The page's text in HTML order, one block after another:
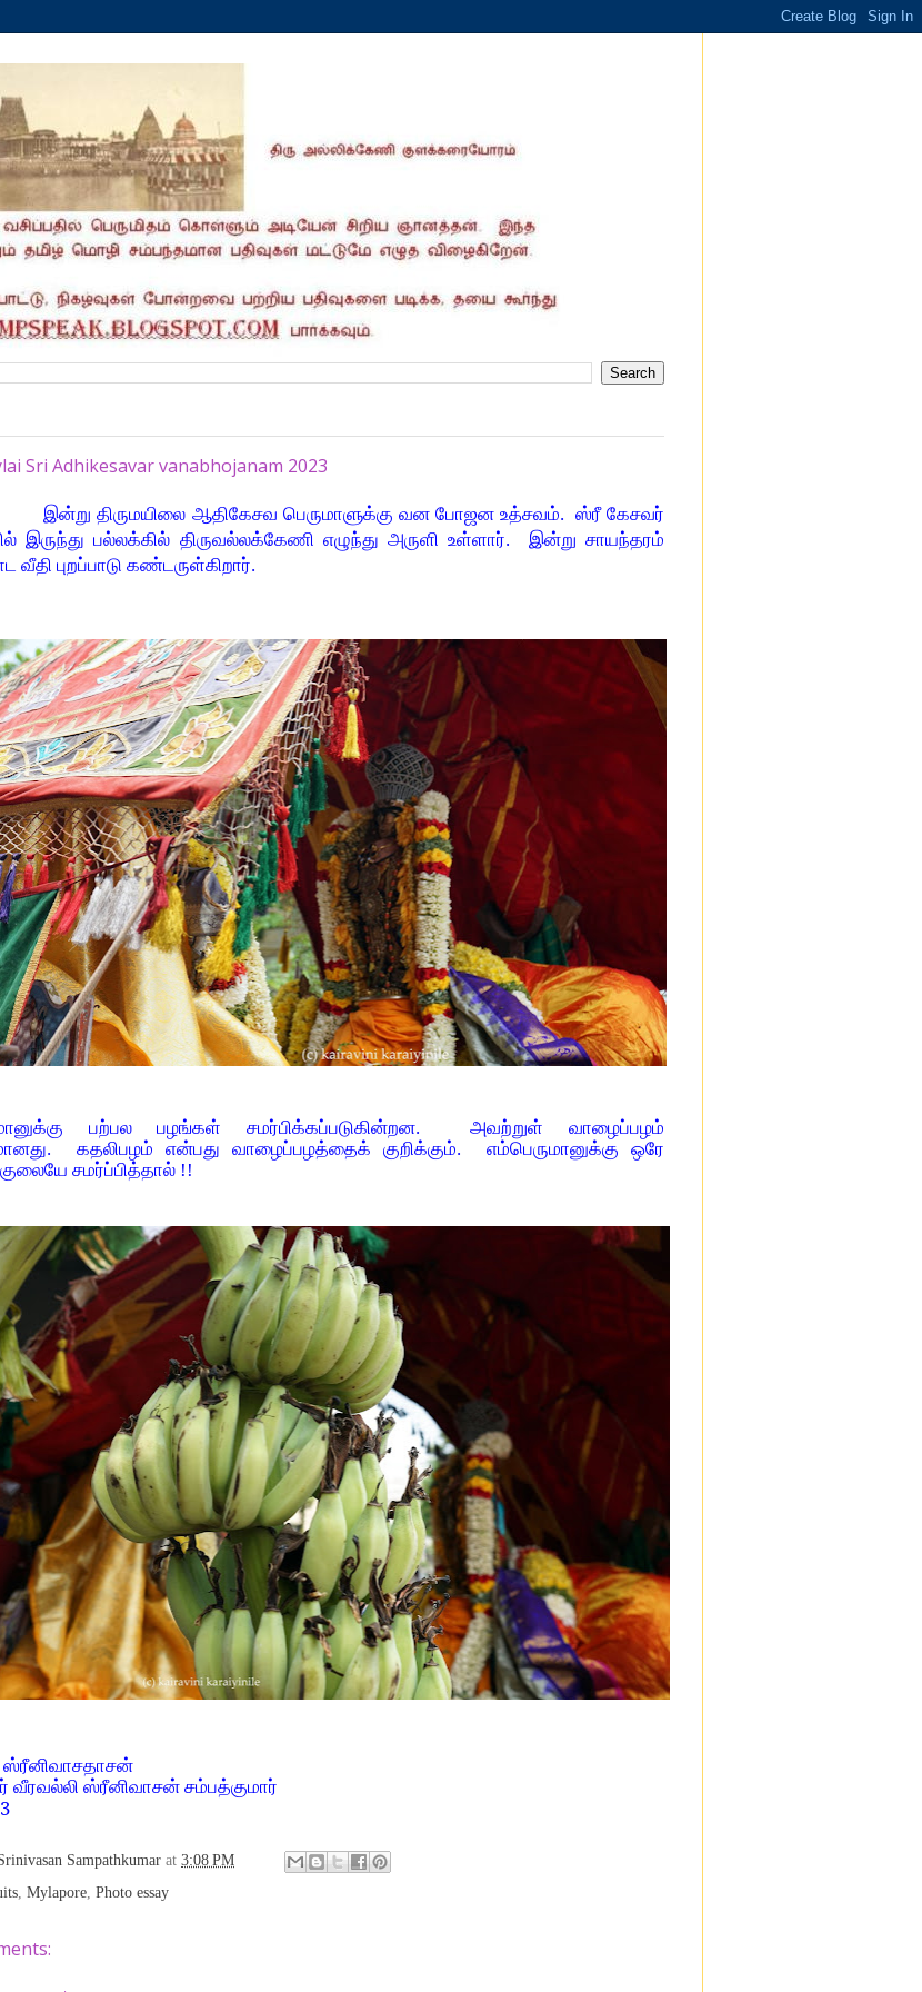
Sri Adhikesavar vanabhojanam 2023
இன்று திருமயிலை ஆதிகேசவ பெருமாளுக்கு வன போஜன உத்சவம். ஸ்ரீ கேசவர்
இருந்து பல்லக்கில் திருவல்லக்கேணி எழுந்து அருளி உள்ளார்.
இன்று சாயந்தரம்
வீதி புறப்பாடு கண்டருள்கிறார்.
பற்பல பழங்கள் சமர்பிக்கப்படுகின்றன. அவற்றுள் வாழைப்பழம்
கதலிபழம் என்பது வாழைப்பழத்தைக் குறிக்கும். எம்பெருமானுக்கு ஒரே
சமர்ப்பித்தால் !!
ஸ்ரீனிவாசதாசன்
வீரவல்லி ஸ்ரீனிவாசன் சம்பத்குமார்
Sampathkumar at 3:08 PM
, Mylapore, Photo essay